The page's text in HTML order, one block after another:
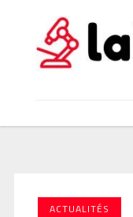
ACTUALITÉS